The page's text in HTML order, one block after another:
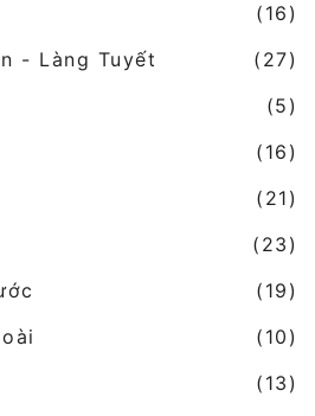
(16)
- Làng Tuyết
(27)
(5)
(16)
(21)
(23)
(19)
(10)
(13)